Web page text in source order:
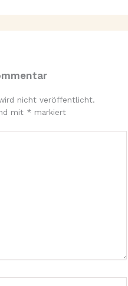
nicht veröffentlicht.
mit *markiert